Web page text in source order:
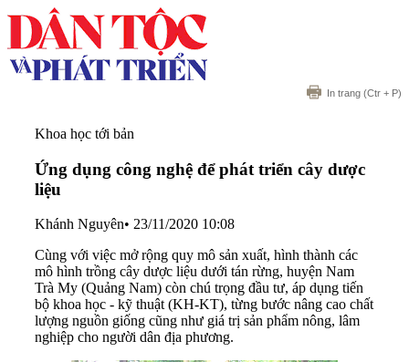
In trang (Ctr + P)
Khoa học tới bản
Ứng dụng công nghệ để phát triển cây dược
liệu
Khánh Nguyên• 23/11/2020 10:08
Cùng với việc mở rộng quy mô sản xuất, hình thành các
mô hình trồng cây dược liệu dưới tán rừng, huyện Nam
Trà My (Quảng Nam) còn chú trọng đầu tư, áp dụng tiến
bộ khoa học - kỹ thuật (KH-KT), từng bước nâng cao chất
lượng nguồn giống cũng như giá trị sản phẩm nông, lâm
nghiệp cho người dân địa phương.